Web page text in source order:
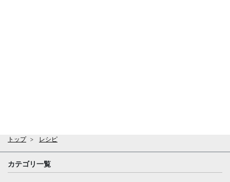
トップ レシピ
カテゴリ一覧